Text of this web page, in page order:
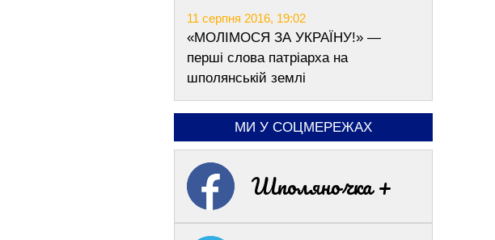
11 серпня 2016, 19:02
«МОЛІМОСЯ ЗА УКРАЇНУ!» —
перші слова патріарха на
шполянській землі
МИ У СОЦМЕРЕЖАХ
Шполяночка +